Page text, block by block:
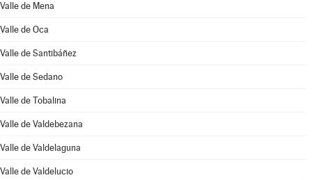
Valle de Mena
Valle de Oca
Valle de Santibáñez
Valle de Sedano
Valle de Tobalina
Valle de Valdebezana
Valle de Valdelaguna
Valle de Valdelucio